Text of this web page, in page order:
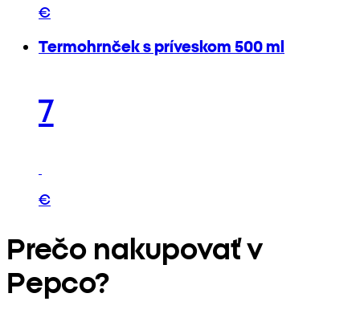
€
Termohrnček s príveskom 500 ml
7
€
Prečo nakupovať v
Pepco?